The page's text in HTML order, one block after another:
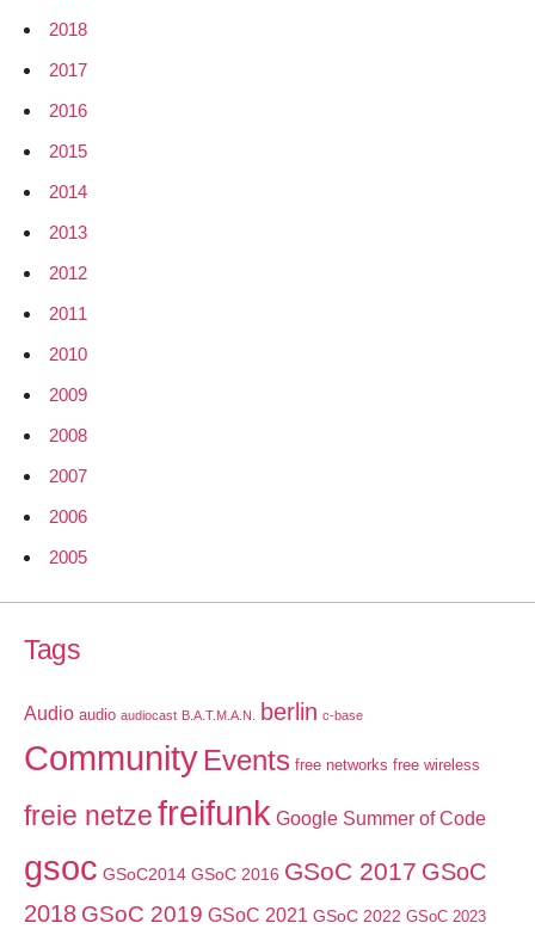
2018
2017
2016
2015
2014
2013
2012
2011
2010
2009
2008
2007
2006
2005
Tags
Audio audio audiocast B.A.T.M.A.N. berlin c-base
Community Events free networks free wireless
freie netzefreifunk Google Summer of Code
gsoc GSoC2014 GSoC 2016 GSoC 2017 GSoC
2018 GSoC 2019 GSoC 2021 GSoC 2022 GSoC 2023